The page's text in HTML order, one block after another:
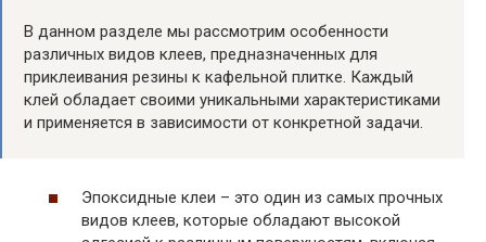
В данном разделе мы рассмотрим особенности
различных видов клеев, предназначенных для
приклеивания резины к кафельной плитке. Каждый
клей обладает своими уникальными характеристиками
и применяется в зависимости от конкретной задачи.
Эпоксидные клеи – это один из самых прочных
видов клеев, которые обладают высокой